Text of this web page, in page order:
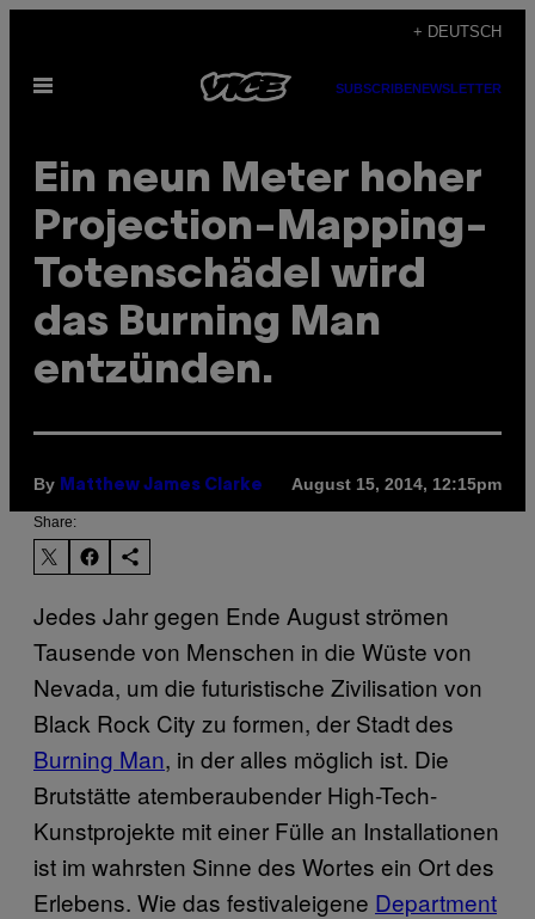
content
+ DEUTSCH
Open
SUBSCRIBENEWSLETTER
Ein neun Meter hoher
Projection-Mapping-
Totenschädel wird
das Burning Man
entzünden.
By Matthew James Clarke August 15, 2014, 12:15pm
Share:
Jedes Jahr gegen Ende August strömen
Tausende von Menschen in die Wüste von
Nevada, um die futuristische Zivilisation von
Black Rock City zu formen, der Stadt des
Burning Man, in der alles möglich ist. Die
Brutstätte atemberaubender High-Tech-
Kunstprojekte mit einer Fülle an Installationen
ist im wahrsten Sinne des Wortes ein Ort des
Erlebens. Wie das festivaleigene Department